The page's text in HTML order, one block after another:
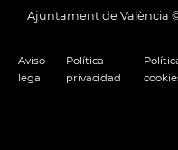
Ajuntament de València
Aviso
legal
Política
privacidad